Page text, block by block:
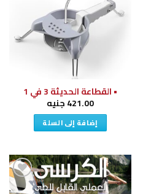
• القطاعة الحديثة 3 في 1
421.00جنيه
إضافة إلى السلة
إضافة